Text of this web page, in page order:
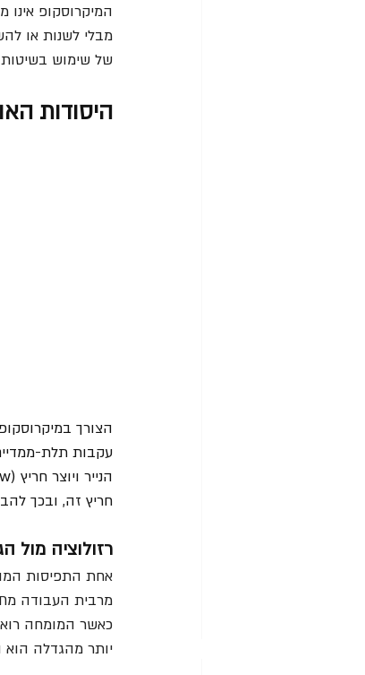
המיקרוסקופ
מבלי לשנות או
של שימוש
היסודות
הצורך
עקבות תלת-
חריץ זה, ובכך
רזולוציה
אחת התפיסות
כאשר המומחה
יותר מהגדלה הוא